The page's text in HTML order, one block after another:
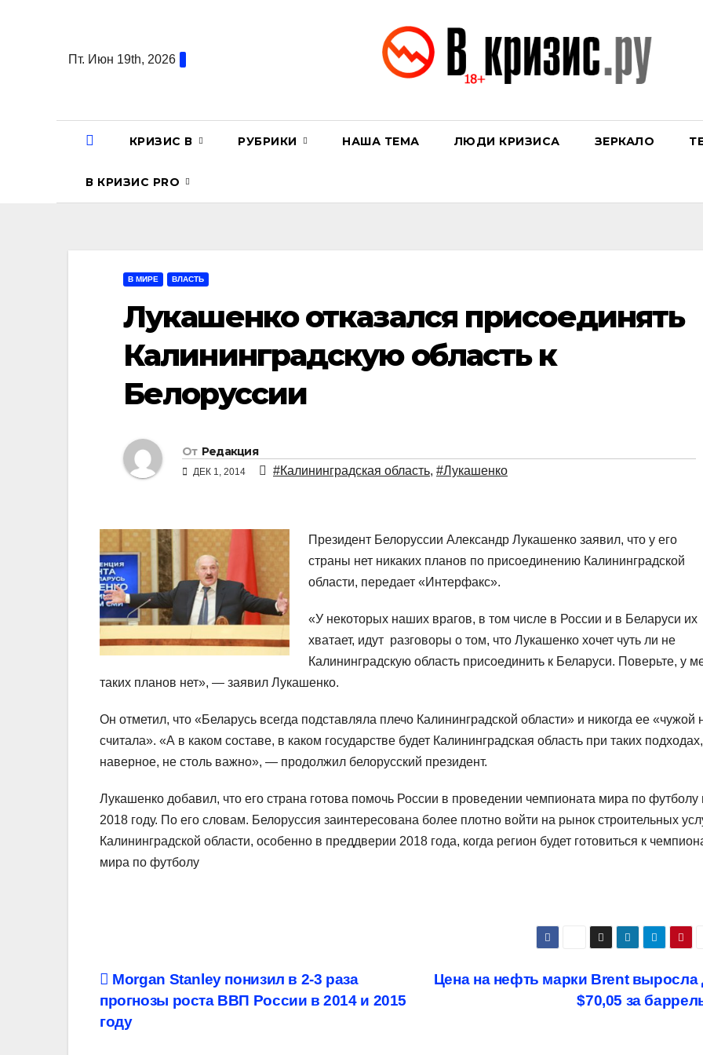
содержаниюПт. Июн 19th, 2026
КРИЗИС В РУБРИКИ НАША ТЕМА ЛЮДИ КРИЗИСА ЗЕРКАЛО
В КРИЗИС PRO
В МИРЕ ВЛАСТЬ
Лукашенко отказался присоединять
Калининградскую область к
Белоруссии
От Редакция
ДЕК 1, 2014 #Калининградская область, #Лукашенко
Президент Белоруссии Александр Лукашенко заявил, что у его
страны нет никаких планов по присоединению Калининградской
области, передает «Интерфакс».
«У некоторых наших врагов, в том числе в России и в Беларуси их
хватает, идут разговоры о том, что Лукашенко хочет чуть ли не
Калининградскую область присоединить к Беларуси. Поверьте, у
таких планов нет», — заявил Лукашенко.
Он отметил, что «Беларусь всегда подставляла плечо Калининградской области» и никогда ее «чужой
считала». «А в каком составе, в каком государстве будет Калининградская область при таких подходах,
наверное, не столь важно», — продолжил белорусский президент.
Лукашенко добавил, что его страна готова помочь России в проведении чемпионата мира по футболу
2018 году. По его словам. Белоруссия заинтересована более плотно войти на рынок строительных
Калининградской области, особенно в преддверии 2018 года, когда регион будет готовиться к
мира по футболу
Навигация
по
Цена на нефть марки Brent выросла
$70,05 за
Morgan Stanley понизил в 2-3 раза
прогнозы роста ВВП России в 2014 и 2015
году